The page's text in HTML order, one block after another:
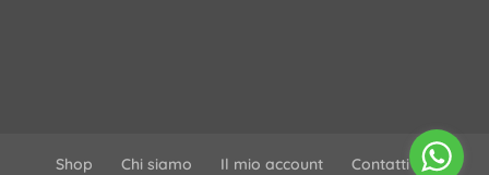
Shop Chi siamo Il mio account Contatti